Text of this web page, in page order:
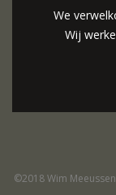
We
Wij
©2018 Wim